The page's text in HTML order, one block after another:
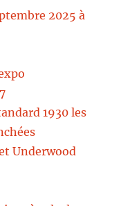
2025 à
1930 les
Underwood